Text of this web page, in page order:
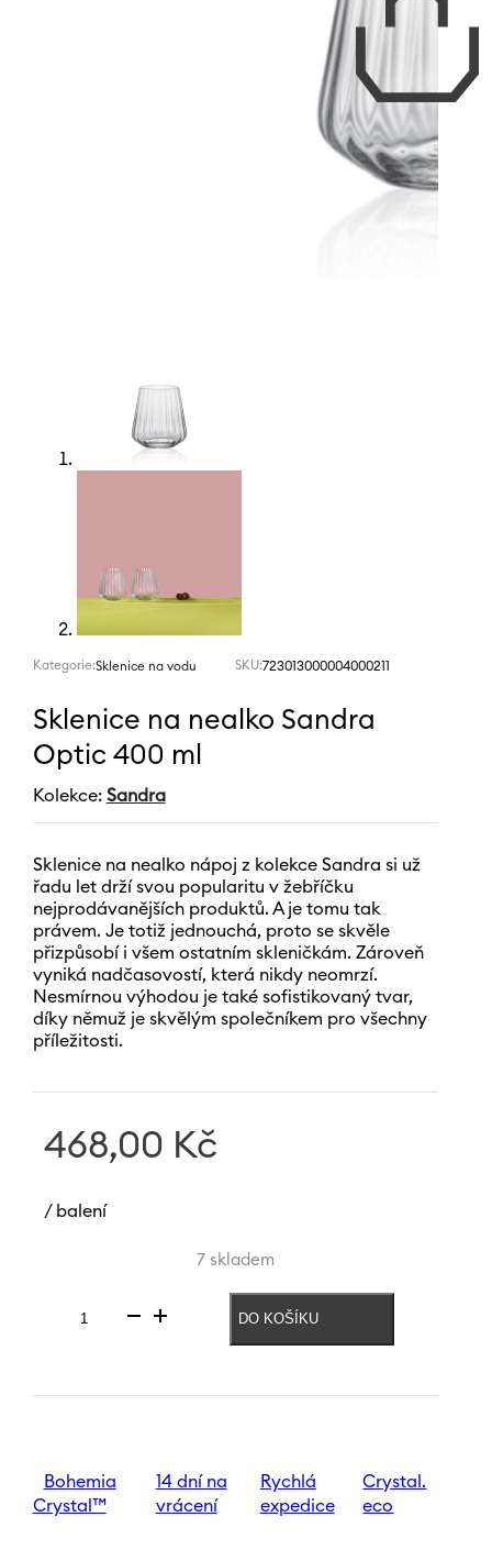
Kategorie:Sklenice na vodu SKU:723013000004000211
Sklenice na nealko Sandra
Optic 400 ml
Kolekce: Sandra
Sklenice na nealko nápoj z kolekce Sandra si už
řadu let drží svou popularitu v žebříčku
nejprodávanějších produktů. A je tomu tak
právem. Je totiž jednouchá, proto se skvěle
přizpůsobí i všem ostatním skleničkám. Zároveň
vyniká nadčasovostí, která nikdy neomrzí.
Nesmírnou výhodou je také sofistikovaný tvar,
díky němuž je skvělým společníkem pro všechny
příležitosti.
468,00 Kč
/ balení
7 skladem
Sklenice
Sandra
množství
DO KOŠÍKU
Bohemia
Crystal™
14 dní na
vrácení
Rychlá
expedice
Crystal.
eco